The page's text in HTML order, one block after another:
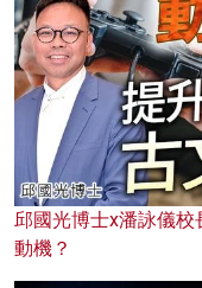
邱國光博士x潘詠儀
動機？